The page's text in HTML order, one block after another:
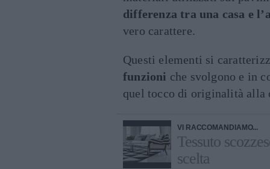
differenza tra una casa e
vero carattere.
Questi elementi si
funzioni che svolgono e in
quel tocco di originalità alla
VI RACCOMANDIAMO...
Tessuto
scelta